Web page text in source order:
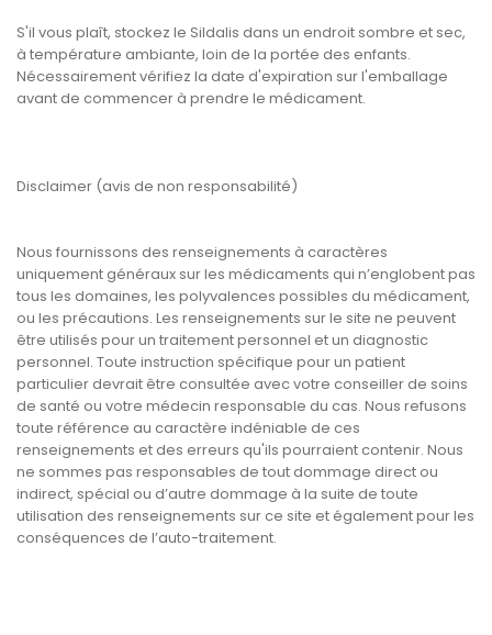
S'il vous plaît, stockez le Sildalis dans un endroit sombre et sec,
à température ambiante, loin de la portée des enfants.
Nécessairement vérifiez la date d'expiration sur l'emballage
avant de commencer à prendre le médicament.
Disclaimer (avis de non responsabilité)
Nous fournissons des renseignements à caractères
uniquement généraux sur les médicaments qui n’englobent pas
tous les domaines, les polyvalences possibles du médicament,
ou les précautions. Les renseignements sur le site ne peuvent
être utilisés pour un traitement personnel et un diagnostic
personnel. Toute instruction spécifique pour un patient
particulier devrait être consultée avec votre conseiller de soins
de santé ou votre médecin responsable du cas. Nous refusons
toute référence au caractère indéniable de ces
renseignements et des erreurs qu'ils pourraient contenir. Nous
ne sommes pas responsables de tout dommage direct ou
indirect, spécial ou d’autre dommage à la suite de toute
utilisation des renseignements sur ce site et également pour les
conséquences de l’auto-traitement.